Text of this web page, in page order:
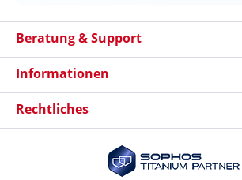
Beratung & Support
Informationen
Rechtliches